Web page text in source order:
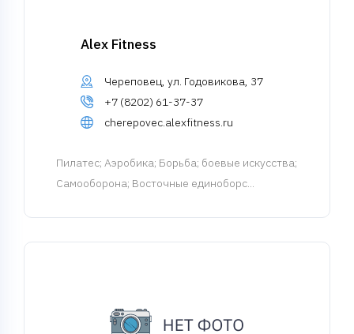
Alex Fitness
Череповец, ул. Годовикова, 37
+7 (8202) 61-37-37
cherepovec.alexfitness.ru
Пилатес; Аэробика; Борьба; боевые искусства;
Самооборона; Восточные единоборс...